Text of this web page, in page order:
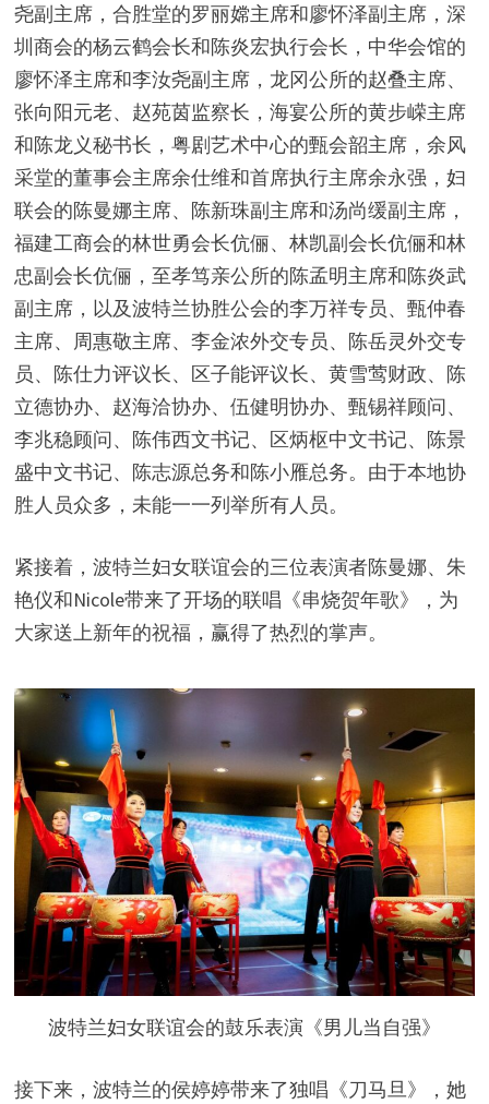
尧副主席，合胜堂的罗丽嫦主席和廖怀泽副主席，深
圳商会的杨云鹤会长和陈炎宏执行会长，中华会馆的
廖怀泽主席和李汝尧副主席，龙冈公所的赵叠主席、
张向阳元老、赵苑茵监察长，海宴公所的黄步嵘主席
和陈龙义秘书长，粤剧艺术中心的甄会韶主席，余风
采堂的董事会主席余仕维和首席执行主席余永强，妇
联会的陈曼娜主席、陈新珠副主席和汤尚缓副主席，
福建工商会的林世勇会长伉俪、林凯副会长伉俪和林
忠副会长伉俪，至孝笃亲公所的陈孟明主席和陈炎武
副主席，以及波特兰协胜公会的李万祥专员、甄仲春
主席、周惠敬主席、李金浓外交专员、陈岳灵外交专
员、陈仕力评议长、区子能评议长、黄雪莺财政、陈
立德协办、赵海洽协办、伍健明协办、甄锡祥顾问、
李兆稳顾问、陈伟西文书记、区炳枢中文书记、陈景
盛中文书记、陈志源总务和陈小雁总务。由于本地协
胜人员众多，未能一一列举所有人员。
紧接着，波特兰妇女联谊会的三位表演者陈曼娜、朱
艳仪和Nicole带来了开场的联唱《串烧贺年歌》，为
大家送上新年的祝福，赢得了热烈的掌声。
波特兰妇女联谊会的鼓乐表演《男儿当自强》
接下来，波特兰的侯婷婷带来了独唱《刀马旦》，她